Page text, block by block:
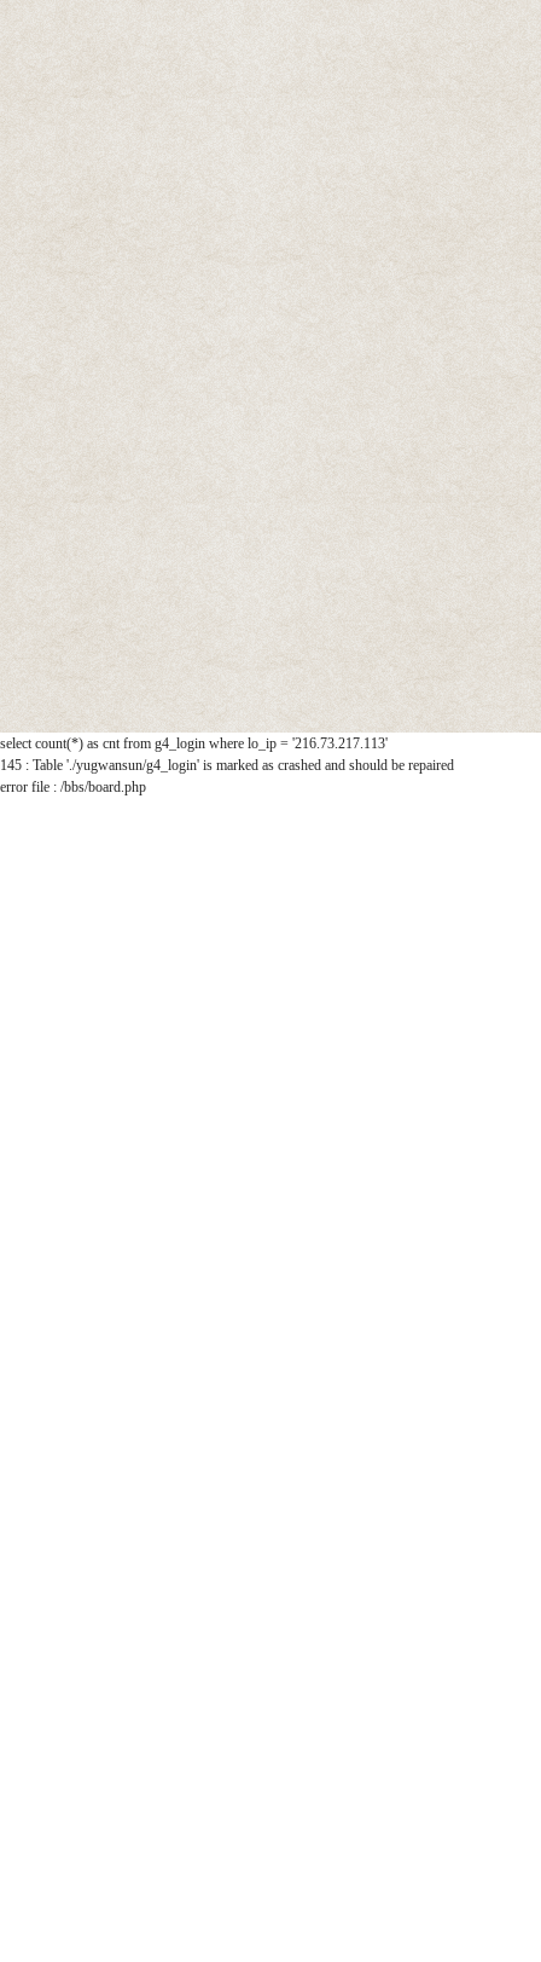
select count(*) as cnt from g4_login where lo_ip = '216.73.217.113'
145 : Table './yugwansun/g4_login' is marked as crashed and should be repaired
error file : /bbs/board.php